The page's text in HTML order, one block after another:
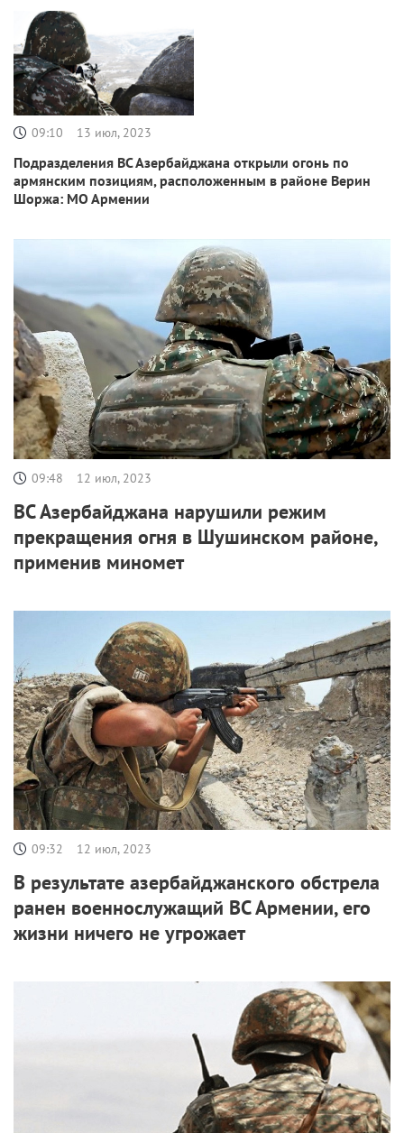
09:10 13 июл, 2023
Подразделения ВС Азербайджана открыли огонь по
армянским позициям, расположенным в районе Верин
Шоржа: МО Армении
09:48 12 июл, 2023
ВС Азербайджана нарушили режим
прекращения огня в Шушинском районе,
применив миномет
09:32 12 июл, 2023
В результате азербайджанского обстрела
ранен военнослужащий ВС Армении, его
жизни ничего не угрожает